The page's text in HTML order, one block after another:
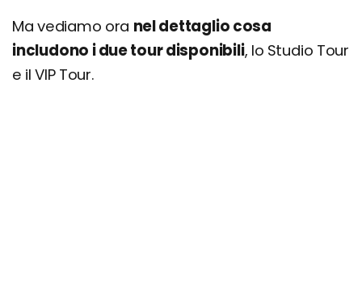
Ma vediamo ora nel dettaglio cosa
includono i due tour disponibili, lo Studio Tour
e il VIP Tour.